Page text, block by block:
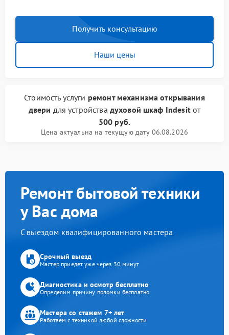
Получить консультацию
Наши цены
Стоимость услуги ремонт механизма открывания
двери для устройства духовой шкаф Indesitот
500 руб.
Цена актуальна на текущую дату 06.08.2026
Ремонт бытовой техники
у Вас дома
С выездом квалифицированного мастера
Срочный выезд
Мастер приедет уже через 30 минут
Диагностика и осмотр бесплатно
Определим причину поломки бесплатно
Мастера со стажем 7+ лет
Работаем с техникой любой сложности